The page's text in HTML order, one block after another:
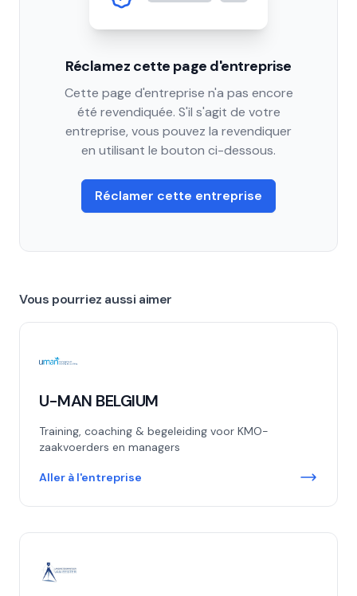
Réclamez cette page d'entreprise
Cette page d'entreprise n'a pas encore
été revendiquée. S'il s'agit de votre
entreprise, vous pouvez la revendiquer
en utilisant le bouton ci-dessous.
Réclamer cette entreprise
Vous pourriez aussi aimer
U-MAN BELGIUM
Training, coaching & begeleiding voor KMO-
zaakvoerders en managers
Aller à l'entreprise